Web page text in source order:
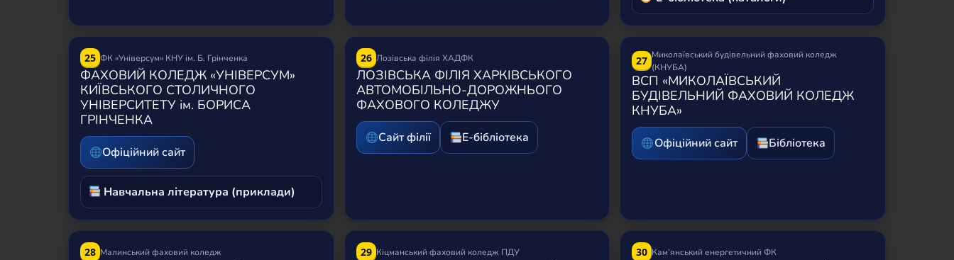
25 ФК «Універсум» КНУ ім. Б. Грінченка
ФАХОВИЙ КОЛЕДЖ «УНІВЕРСУМ»
КИЇВСЬКОГО СТОЛИЧНОГО
УНІВЕРСИТЕТУ ім. БОРИСА
ГРІНЧЕНКА
Офіційний сайт
Навчальна література (приклади)
26 Лозівська філія ХАДФК
ЛОЗІВСЬКА ФІЛІЯ ХАРКІВСЬКОГО
АВТОМОБІЛЬНО-ДОРОЖНЬОГО
ФАХОВОГО КОЛЕДЖУ
Сайт філії Е-бібліотека
27 Миколаївський будівельний фаховий коледж
(КНУБА)
ВСП «МИКОЛАЇВСЬКИЙ
БУДІВЕЛЬНИЙ ФАХОВИЙ КОЛЕДЖ
КНУБА»
Офіційний сайт Бібліотека
28 Малинський фаховий коледж 29 Кіцманський фаховий коледж ПДУ 30 Кам’янський енергетичний ФК